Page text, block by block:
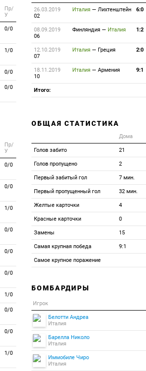
Пр/
У
0/0
1/0
0/0
0/0
Пр/
У
0/0
0/0
1/0
0/0
0/0
0/0
1/0
0/0
0/0
1/0
26.03.2019
02
Италия — Лихтенштейн 6:0
08.09.2019
06
Финляндия — Италия 1:2
12.10.2019
07
Италия — Греция 2:0
18.11.2019
10
Италия — Армения 9:1
Итого:
ОБЩАЯ СТАТИСТИКА
Дома
Голов забито 21
Голов пропущено 2
Первый забитый гол 7 мин.
Первый пропущенный гол 32 мин.
Желтые карточки 4
Красные карточки 0
Замены 15
Самая крупная победа 9:1
Самое крупное поражение
БОМБАРДИРЫ
Игрок
Белотти Андреа
Италия
Барелла Николо
Италия
Иммобиле Чиро
Италия